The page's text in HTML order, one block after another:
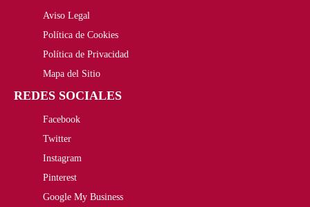
Aviso Legal
Política de Cookies
Política de Privacidad
Mapa del Sitio
REDES SOCIALES
Facebook
Twitter
Instagram
Pinterest
Google My Business